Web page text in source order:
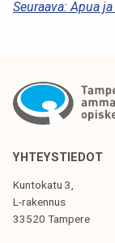
R
K
K
E
L
I
E
Seuraava: Apua
YHTEYSTIEDOT
Kuntokatu 3,
L-rakennus
33520 Tampere